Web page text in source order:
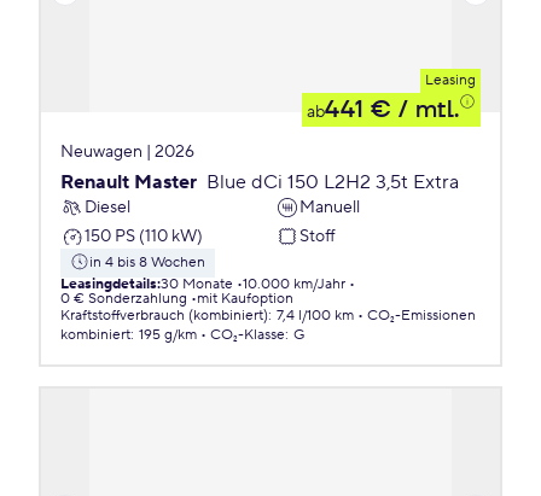
Leasing
ab441 € / mtl.
Neuwagen | 2026
Renault Master Blue dCi 150 L2H2 3,5t Extra
Diesel
Manuell
150 PS (110 kW)
Stoff
in 4 bis 8 Wochen
Leasingdetails:30 Monate 10.000 km/Jahr
0 € Sonderzahlung
mit Kaufoption
Kraftstoffverbrauch (kombiniert): 7,4 l/100 km
CO₂-Emissionen
kombiniert: 195 g/km CO₂-Klasse: G